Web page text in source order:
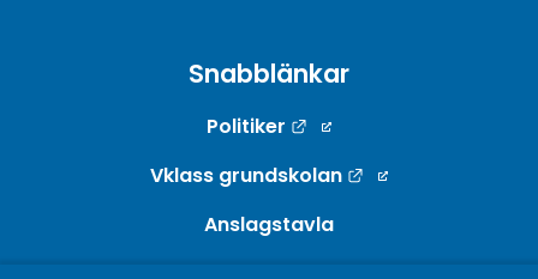
Snabblänkar
Politiker
Länk till annan
Vklass grundskolan
Länk till annan
Anslagstavla